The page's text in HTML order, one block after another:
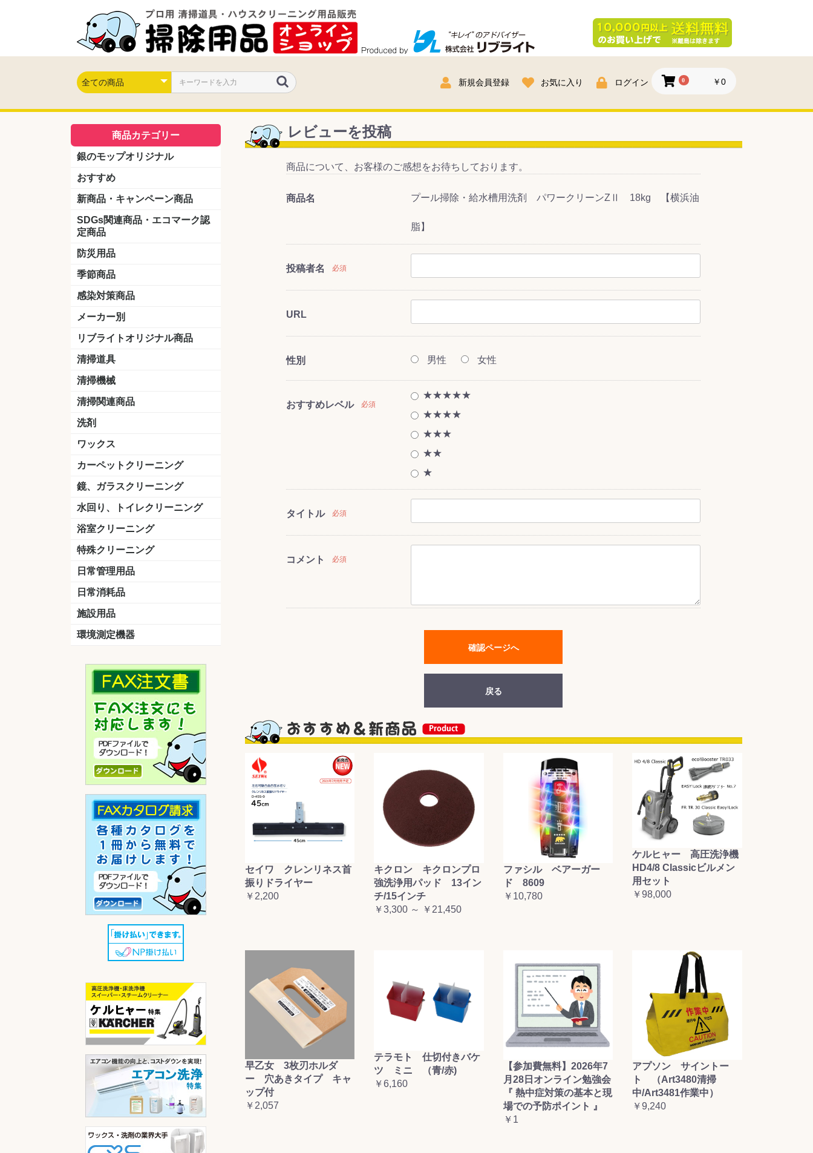
新規会員登録 お気に入り ログイン 0 ￥0
商品カテゴリー
銀のモップオリジナル
おすすめ
新商品・キャンペーン商品
キャンペーン商品
新製品
SDGs関連商品・エコマーク認
定商品
防災用品
季節商品
感染対策商品
おう吐物
除菌洗剤
うがい薬
マスク
手洗い石鹸
手指消毒
手袋
メーカー別
クオリティ
ニイタカ
シーバイエス 樹脂ワックス(一般製品)
ドライメンテナンス用樹
水性・半樹脂製品
ニュートラ フロアケアシ
天然石材用・テラゾー・
木床用ワックス
床用クリーナー
植物油用クリーナー
鉱物油用クリーナー
リンレイ
ペンギンワックス 水性・半樹脂製品
ドライメンテナンス用樹
クリーナー製品
横浜油脂工業
ミッケル化学（旧：スイショウ
ユシロ化学
コニシ
つやげん
ダイカ商事
スリーエムジャパン
山崎産業
テラモト
セイワ
エトレー
ラバーメイド
ジャパックス
日本サニパック
ケルヒャー
マキタ
ショーワグローブ
花王
サラヤ
アルボース
コスケム
ミヤキ
紺商
信徳ポミー
リブライトオリジナル商品
LLオレンジクリーナー
LL油脂専用クリーナー
LLワックスモップ
LL-21
マーベラスiL
清掃道具
ほうき
ちりとり
モップ及び関連品 ワンタッチ式モップ
水切りドライヤー
その他アタッチメント
モップ
ハードフロア用ダストモップ
テラモト
その他
清掃機械
掃除機
ドライバキューム
アップライトバキューム
コードレスタイプ
高圧洗浄機
吸水機
カーペット用マシン
送風機
ポリッシャー ハンディポリッシャー
ポリッシャー・自動床洗浄機用
掃除機用紙パック
その他
清掃関連商品
ダストカート
台車
移動式バレット
脚立
モップハンガー
サインボード
光沢計
カーペット汚染度計
洗剤
床用表面洗浄剤
ハクリ剤
厨房用
工場用
石材用
サビ用
木材用
タイル用
外壁用
壁面用
手あか用
病院用
除菌用
ワックス
樹脂ワックス
半樹脂ワックス
フローリング用
病院用ワックス
中性ワックス
石材用
木床用
その他
カーペットクリーニング
洗剤
ブラシ
パット
その他
鏡、ガラスクリーニング
ガラスワイパー
シャンパー(ウオッシャー)
ガラススクイジー
ケレン
ツールホルダー
洗剤 うろこ取り
天井・高所作業
水回り、トイレクリーニング
洗剤
尿石除去剤
水アカ除去剤
排水管つまり除去剤
消臭・防臭剤
道具
浴室クリーニング
洗剤
道具
特殊クリーニング
石材
エアコン
外壁
その他
日常管理用品
クリーナー
洗濯用洗剤
油汚れ落とし
サビ取り剤
タバコ専用消臭
日常消耗品
トイレットペーパー
ペーパータオル
便座除菌クリーナー
ポリ袋
施設用品
マット・他
ベンチ
灰皿
傘立
くず入れ
環境測定機器
レビューを投稿
商品について、お客様のご感想をお待ちしております。
商品名 プール掃除・給水槽用洗剤 パワークリーンZⅡ 18kg 【横浜油
脂】
投稿者名 必須
URL
性別 男性 女性
おすすめレベル 必須
★★★★★
★★★★
★★★
★★
★
タイトル 必須
コメント 必須
確認ページへ
戻る
セイワ クレンリネス首
振りドライヤー
￥2,200
キクロン キクロンプロ
強洗浄用パッド 13イン
チ/15インチ
￥3,300 ～ ￥21,450
ファシル ベアーガー
ド 8609
￥10,780
ケルヒャー 高圧洗浄機
HD4/8 Classicビルメン
用セット
￥98,000
早乙女 3枚刃ホルダ
ー 穴あきタイプ キャ
ップ付
￥2,057
テラモト 仕切付きバケ
ツ ミニ （青/赤)
￥6,160
【参加費無料】2026年7
月28日オンライン勉強会
『 熱中症対策の基本と現
場での予防ポイント 』
￥1
アプソン サイントー
ト （Art3480清掃
中/Art3481作業中）
￥9,240